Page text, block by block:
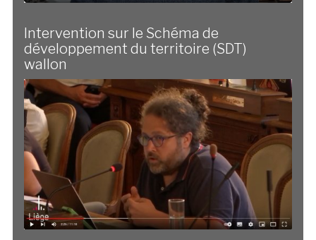
Intervention sur le Schéma de
développement du territoire (SDT)
wallon